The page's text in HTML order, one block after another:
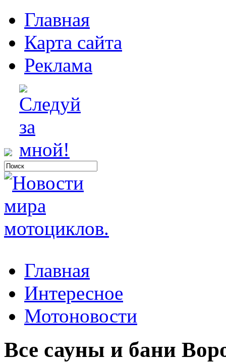
Главная
Карта сайта
Реклама
Главная
Интересное
Мотоновости
Все сауны и бани